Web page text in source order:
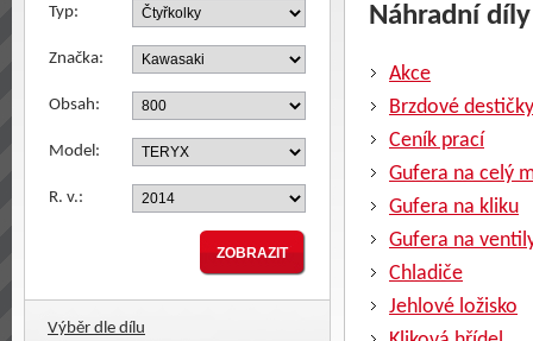
Typ:
Značka:
Obsah:
Model:
R. v.:
Výběr dle dílu
Náhradní
Akce
Brzdové destičky
Ceník prací
Gufera na celý
Gufera na kliku
Gufera na
Chladiče
Jehlové ložisko